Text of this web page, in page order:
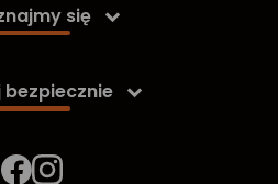
się 
bezpiecznie 